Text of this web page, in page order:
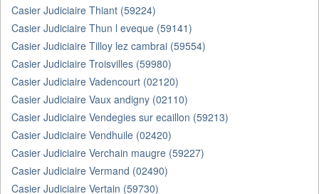
Casier Judiciaire Thiant (59224)
Casier Judiciaire Thun l eveque (59141)
Casier Judiciaire Tilloy lez cambrai (59554)
Casier Judiciaire Troisvilles (59980)
Casier Judiciaire Vadencourt (02120)
Casier Judiciaire Vaux andigny (02110)
Casier Judiciaire Vendegies sur ecaillon (59213)
Casier Judiciaire Vendhuile (02420)
Casier Judiciaire Verchain maugre (59227)
Casier Judiciaire Vermand (02490)
Casier Judiciaire Vertain (59730)